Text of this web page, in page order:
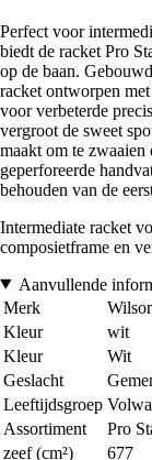
Perfect voor
biedt de racket Pro
op de baan.
racket ontworpen
voor verbeterde
vergroot de sweet
maakt om te zwaaien
geperforeerde
behouden van de
Intermediate racket
composietframe en
Aanvullende
Merk
Kleur
wit
Kleur
Wit
Geslacht
Leeftijdsgroep
Assortiment
Pro
zeef (cm²)
677